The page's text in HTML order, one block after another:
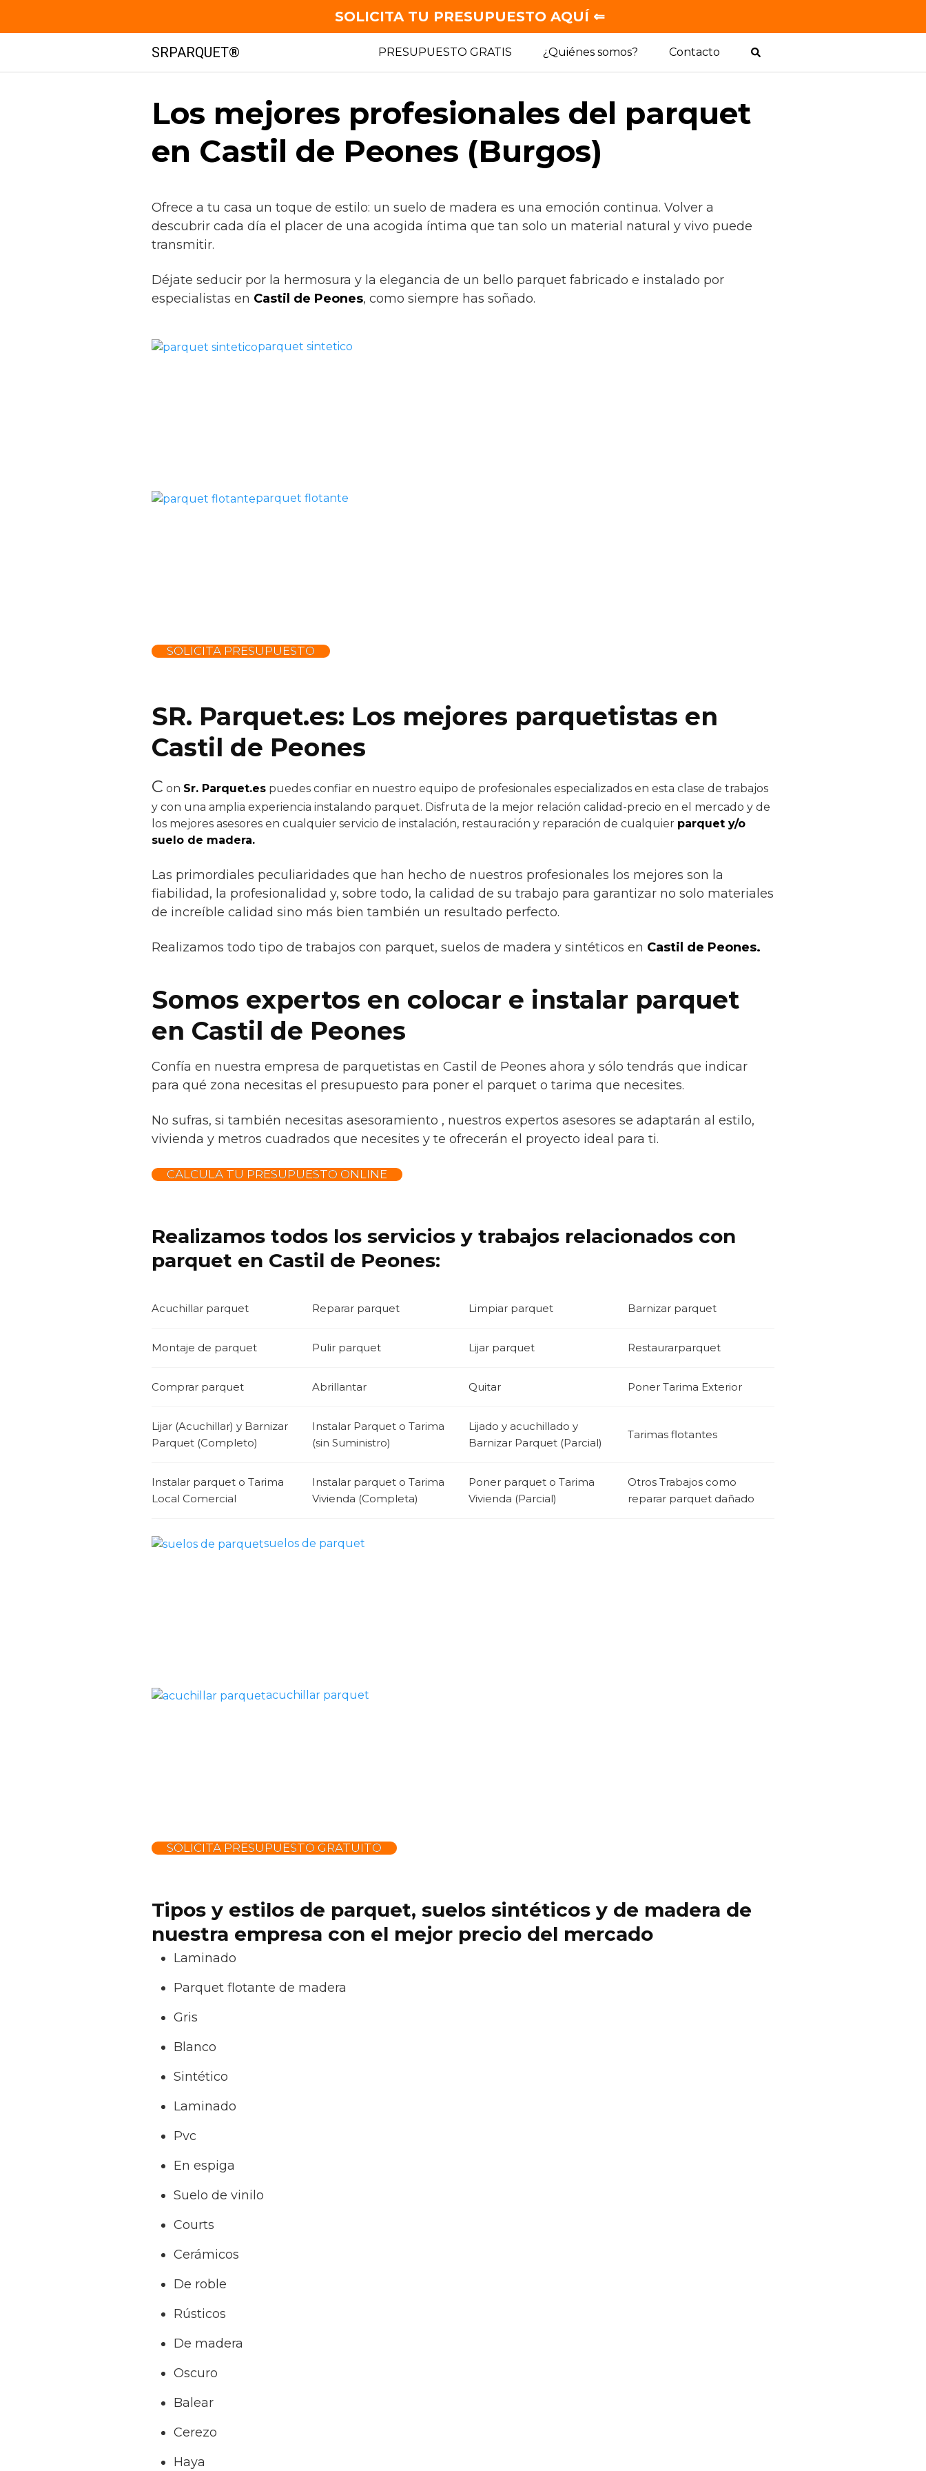
contenido
SRPARQUET® PRESUPUESTO GRATIS ¿Quiénes somos? Contacto
Los mejores profesionales del parquet
en Castil de Peones (Burgos)
Ofrece a tu casa un toque de estilo: un suelo de madera es una emoción continua. Volver a
descubrir cada día el placer de una acogida íntima que tan solo un material natural y vivo puede
transmitir.
Déjate seducir por la hermosura y la elegancia de un bello parquet fabricado e instalado por
especialistas en Castil de Peones, como siempre has soñado.
parquet sintetico
parquet flotante
SOLICITA PRESUPUESTO
SR. Parquet.es: Los mejores parquetistas en
Castil de Peones
C on Sr. Parquet.es puedes confiar en nuestro equipo de profesionales especializados en esta clase de trabajos
y con una amplia experiencia instalando parquet. Disfruta de la mejor relación calidad-precio en el mercado y de
los mejores asesores en cualquier servicio de instalación, restauración y reparación de cualquier parquet y/o
suelo de madera.
Las primordiales peculiaridades que han hecho de nuestros profesionales los mejores son la
fiabilidad, la profesionalidad y, sobre todo, la calidad de su trabajo para garantizar no solo materiales
de increíble calidad sino más bien también un resultado perfecto.
Realizamos todo tipo de trabajos con parquet, suelos de madera y sintéticos en Castil de Peones.
Somos expertos en colocar e instalar parquet
en Castil de Peones
Confía en nuestra empresa de parquetistas en Castil de Peones ahora y sólo tendrás que indicar
para qué zona necesitas el presupuesto para poner el parquet o tarima que necesites.
No sufras, si también necesitas asesoramiento , nuestros expertos asesores se adaptarán al estilo,
vivienda y metros cuadrados que necesites y te ofrecerán el proyecto ideal para ti.
CALCULA TU PRESUPUESTO ONLINE
Realizamos todos los servicios y trabajos relacionados con
parquet en Castil de Peones:
Acuchillar parquet Reparar parquet Limpiar parquet Barnizar parquet
Montaje de parquet Pulir parquet Lijar parquet Restaurarparquet
Comprar parquet Abrillantar Quitar Poner Tarima Exterior
Lijar (Acuchillar) y Barnizar
Parquet (Completo)
Instalar Parquet o Tarima
(sin Suministro)
Lijado y acuchillado y
Barnizar Parquet (Parcial)
Tarimas flotantes
Instalar parquet o Tarima
Local Comercial
Instalar parquet o Tarima
Vivienda (Completa)
Poner parquet o Tarima
Vivienda (Parcial)
Otros Trabajos como
reparar parquet dañado
suelos de parquet
acuchillar parquet
SOLICITA PRESUPUESTO GRATUITO
Tipos y estilos de parquet, suelos sintéticos y de madera de
nuestra empresa con el mejor precio del mercado
Laminado
Parquet flotante de madera
Gris
Blanco
Sintético
Laminado
Pvc
En espiga
Suelo de vinilo
Courts
Cerámicos
De roble
Rústicos
De madera
Oscuro
Balear
Cerezo
Haya
SOLICITA TU PRESUPUESTO AQUÍ ⇐